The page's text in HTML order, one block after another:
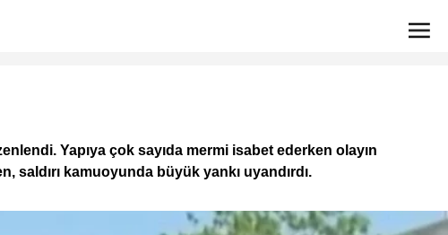
Yapıya çok sayıda mermi isabet ederken olayın
kamuoyunda büyük yankı uyandırdı.